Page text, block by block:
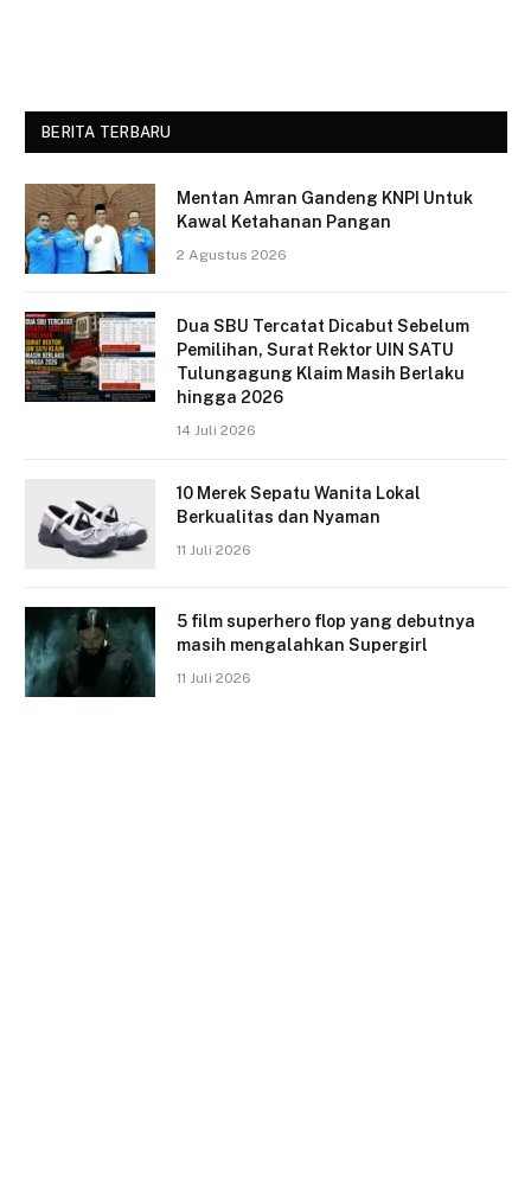
BERITA TERBARU
Mentan Amran Gandeng KNPI Untuk
Kawal Ketahanan Pangan
2 Agustus 2026
Dua SBU Tercatat Dicabut Sebelum
Pemilihan, Surat Rektor UIN SATU
Tulungagung Klaim Masih Berlaku
hingga 2026
14 Juli 2026
10 Merek Sepatu Wanita Lokal
Berkualitas dan Nyaman
11 Juli 2026
5 film superhero flop yang debutnya
masih mengalahkan Supergirl
11 Juli 2026